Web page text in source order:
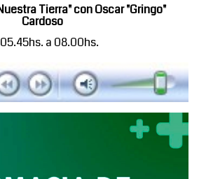
Tierra" con Oscar "Gringo"
Cardoso
a 08.00hs.